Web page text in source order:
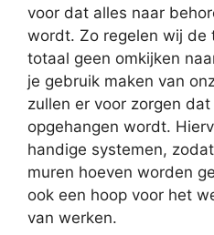
voor dat alles naar
wordt. Zo regelen wij de
totaal geen omkijken
je gebruik maken van
zullen er voor zorgen
opgehangen wordt.
handige systemen,
muren hoeven worden
ook een hoop voor het
van werken.